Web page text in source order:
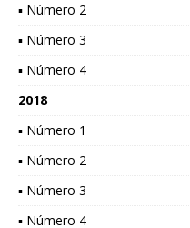
▪ Número 2
▪ Número 3
▪ Número 4
2018
▪ Número 1
▪ Número 2
▪ Número 3
▪ Número 4